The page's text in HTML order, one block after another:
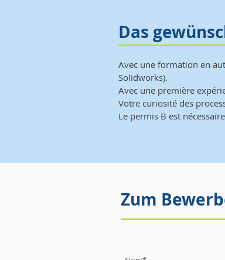
Das
Avec une formation en
Solidworks).
Avec une première
Votre curiosité des
Le permis B est
Zum